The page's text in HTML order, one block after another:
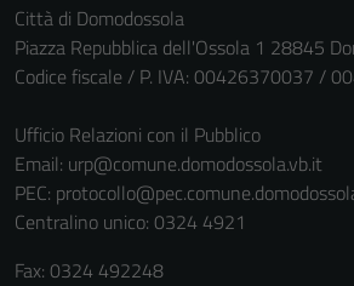
Città di Domodossola
Piazza Repubblica dell'Ossola 1 28845
Codice fiscale / P. IVA: 00426370037 /
Ufficio Relazioni con il Pubblico
Email: urp@comune.domodossola.vb.it
PEC:
Centralino unico: 0324 4921
Fax: 0324 492248